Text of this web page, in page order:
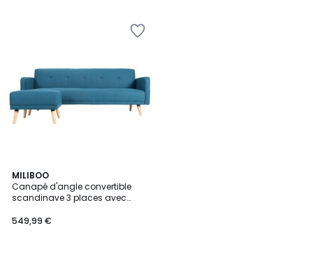
MILIBOO
Canapé d'angle convertible
scandinave 3 places avec
ULLA
549,99 €
2
/
5